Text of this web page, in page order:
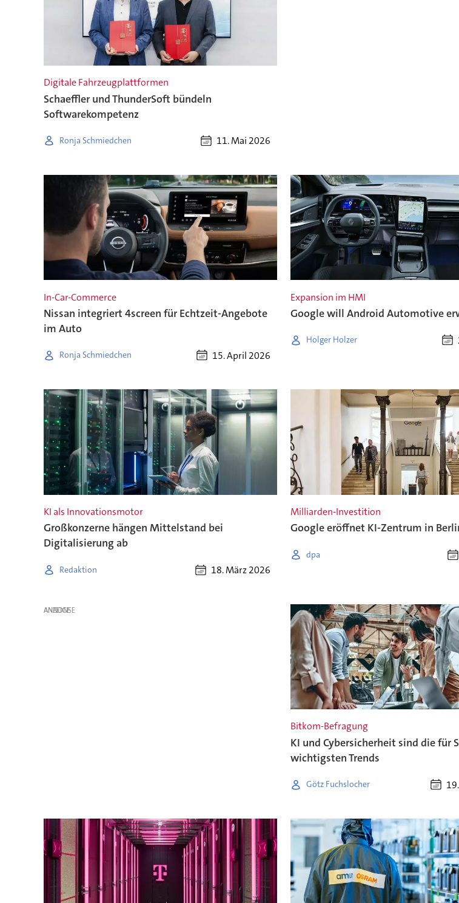
Digitale Fahrzeugplattformen
Schaeffler und ThunderSoft bündeln
Softwarekompetenz
Ronja Schmiedchen 11. Mai 2026
In-Car-Commerce
Nissan integriert 4screen für Echtzeit-Angebote
im Auto
Ronja Schmiedchen 15. April 2026
Expansion im HMI
Google will Android Automotive
Holger Holzer
KI als Innovationsmotor
Großkonzerne hängen Mittelstand bei
Digitalisierung ab
Redaktion 18. März 2026
Milliarden-Investition
Google eröffnet KI-Zentrum in
dpa
ANZEIGE
Bitkom-Befragung
KI und Cybersicherheit sind die für
wichtigsten Trends
Götz Fuchslocher